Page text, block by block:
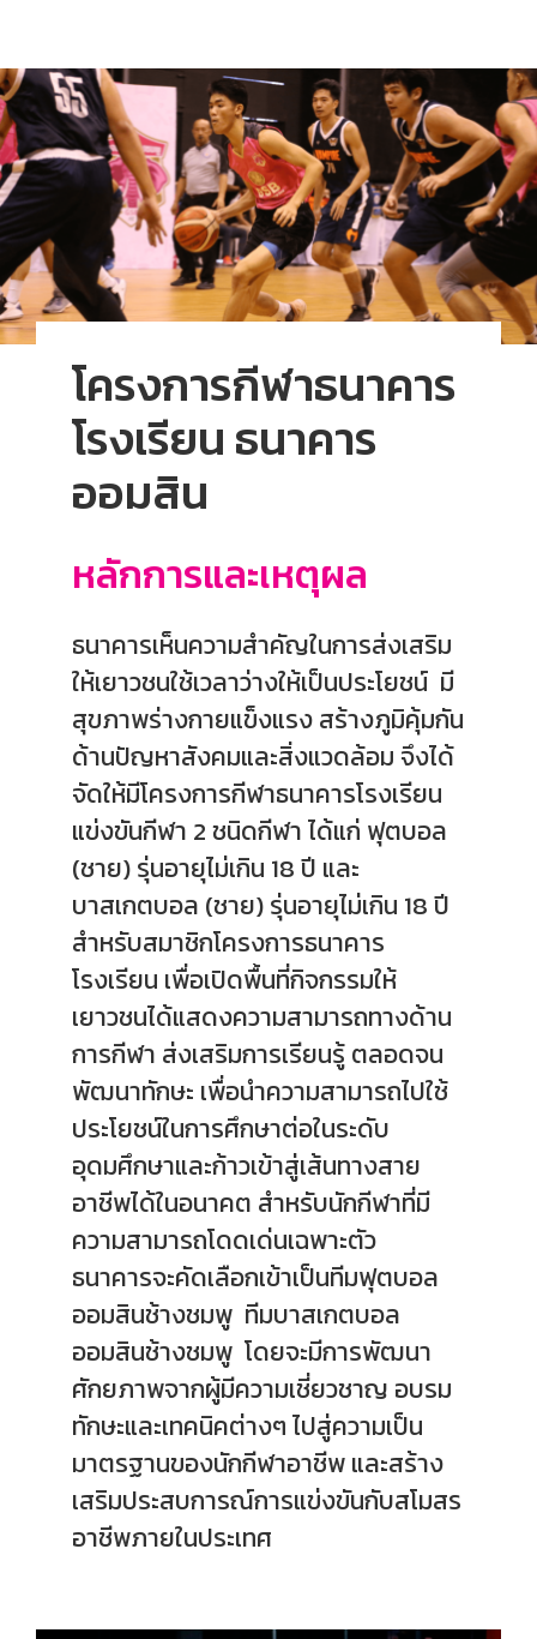
โครงการกีฬาธนาคาร
โรงเรียน ธนาคาร
ออมสิน
หลักการและเหตุผล
ธนาคารเห็นความสำคัญในการส่งเสริม
ให้เยาวชนใช้เวลาว่างให้เป็นประโยชน์ มี
สุขภาพร่างกายแข็งแรง สร้างภูมิคุ้มกัน
ด้านปัญหาสังคมและสิ่งแวดล้อม จึงได้
จัดให้มีโครงการกีฬาธนาคารโรงเรียน
แข่งขันกีฬา 2 ชนิดกีฬา ได้แก่ ฟุตบอล
(ชาย) รุ่นอายุไม่เกิน 18 ปี และ
บาสเกตบอล (ชาย) รุ่นอายุไม่เกิน 18 ปี
สำหรับสมาชิกโครงการธนาคาร
โรงเรียน เพื่อเปิดพื้นที่กิจกรรมให้
เยาวชนได้แสดงความสามารถทางด้าน
การกีฬา ส่งเสริมการเรียนรู้ ตลอดจน
พัฒนาทักษะ เพื่อนำความสามารถไปใช้
ประโยชน์ในการศึกษาต่อในระดับ
อุดมศึกษาและก้าวเข้าสู่เส้นทางสาย
อาชีพได้ในอนาคต สำหรับนักกีฬาที่มี
ความสามารถโดดเด่นเฉพาะตัว
ธนาคารจะคัดเลือกเข้าเป็นทีมฟุตบอล
ออมสินช้างชมพู ทีมบาสเกตบอล
ออมสินช้างชมพู โดยจะมีการพัฒนา
ศักยภาพจากผู้มีความเชี่ยวชาญ อบรม
ทักษะและเทคนิคต่างๆ ไปสู่ความเป็น
มาตรฐานของนักกีฬาอาชีพ และสร้าง
เสริมประสบการณ์การแข่งขันกับสโมสร
อาชีพภายในประเทศ